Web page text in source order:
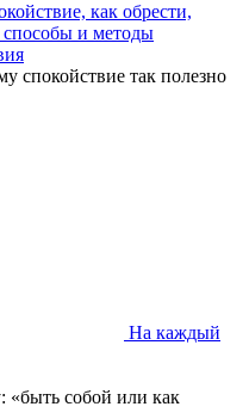
как обрести,
способы и методы
спокойствие так полезно
На каждый
«быть собой или как